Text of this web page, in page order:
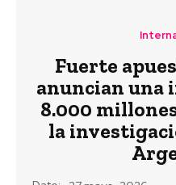
Fuerte
anuncian una
8.000
la